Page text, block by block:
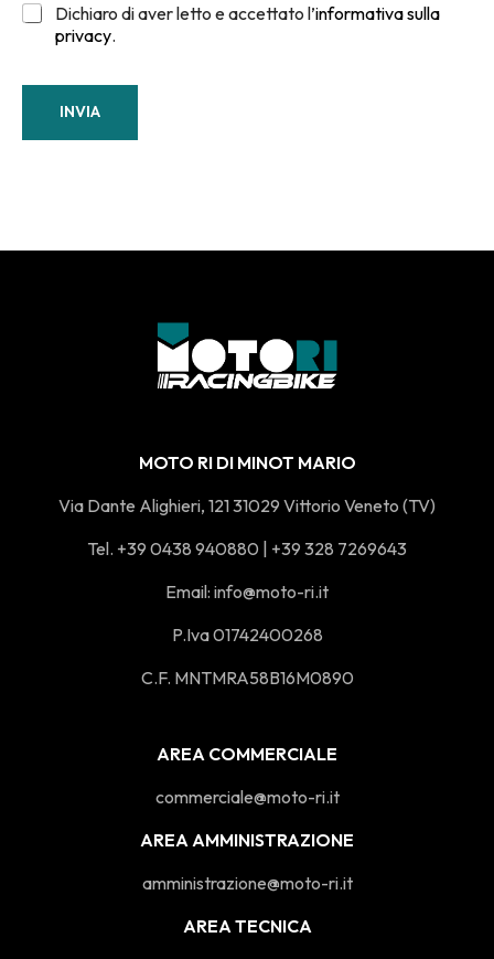
Dichiaro di aver letto e accettato l’informativa sulla
privacy.
INVIA
MOTO RI DI MINOT MARIO
Via Dante Alighieri, 121 31029 Vittorio Veneto (TV)
Tel. +39 0438 940880 | +39 328 7269643
Email: info@moto-ri.it
P.Iva 01742400268
C.F. MNTMRA58B16M0890
AREA COMMERCIALE
commerciale@moto-ri.it
AREA AMMINISTRAZIONE
amministrazione@moto-ri.it
AREA TECNICA